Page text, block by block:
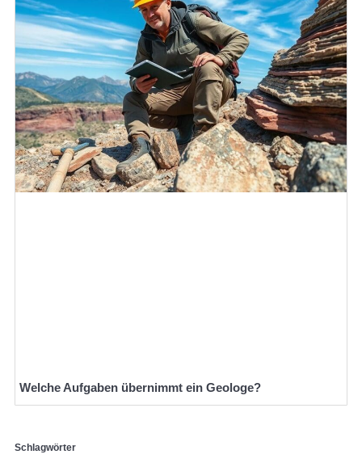
Welche Aufgaben übernimmt ein Geologe?
Schlagwörter